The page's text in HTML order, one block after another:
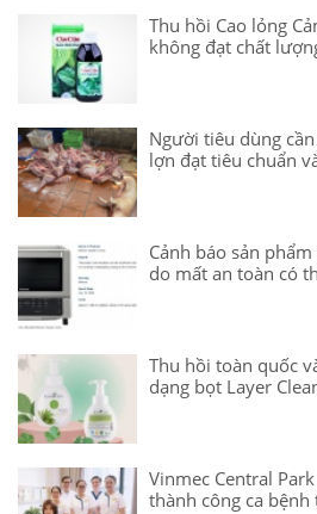
Thu hồi Cao lỏng
không đạt chất
Người tiêu dùng
lợn đạt tiêu chuẩn
Cảnh báo sản
do mất an toàn có
Thu hồi toàn quốc
dạng bọt Layer
Vinmec Central
thành công ca